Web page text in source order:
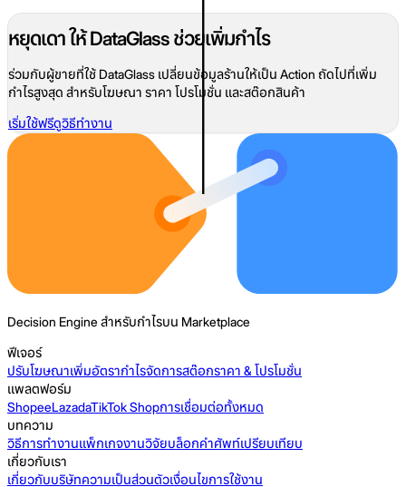
หยุดเดา ให้ DataGlass ช่วยเพิ่มกำไร
ร่วมกับผู้ขายที่ใช้ DataGlass เปลี่ยนข้อมูลร้านให้เป็น Action ถัดไปที่เพิ่ม
กำไรสูงสุด สำหรับโฆษณา ราคา โปรโมชั่น และสต๊อกสินค้า
เริ่มใช้ฟรีดูวิธีทำงาน
Decision Engine สำหรับกำไรบน Marketplace
ฟีเจอร์
ปรับโฆษณาเพิ่มอัตรากำไรจัดการสต๊อกราคา & โปรโมชั่น
แพลตฟอร์ม
ShopeeLazadaTikTok Shopการเชื่อมต่อทั้งหมด
บทความ
วิธีการทำงานแพ็กเกจงานวิจัยบล็อกคำศัพท์เปรียบเทียบ
เกี่ยวกับเรา
เกี่ยวกับบริษัทความเป็นส่วนตัวเงื่อนไขการใช้งาน